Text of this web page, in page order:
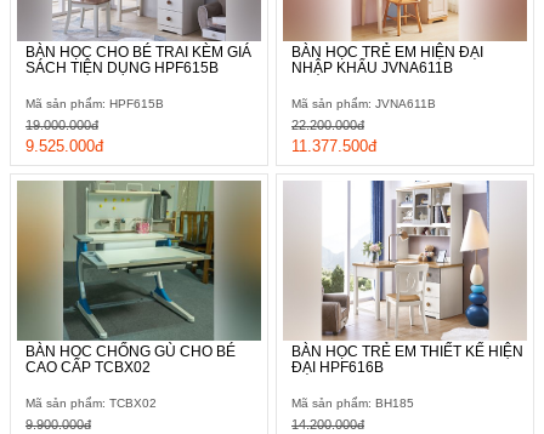
BÀN HỌC CHO BÉ TRAI KÈM GIÁ
SÁCH TIỆN DỤNG HPF615B
Mã sản phẩm: HPF615B
9.525.000đ
19.000.000đ
BÀN HỌC TRẺ EM HIỆN ĐẠI
NHẬP KHẨU JVNA611B
Mã sản phẩm: JVNA611B
11.377.500đ
22.200.000đ
BÀN HỌC CHỐNG GÙ CHO BÉ
CAO CẤP TCBX02
Mã sản phẩm: TCBX02
9.900.000đ
BÀN HỌC TRẺ EM THIẾT KẾ HIỆN
ĐẠI HPF616B
Mã sản phẩm: BH185
14.200.000đ